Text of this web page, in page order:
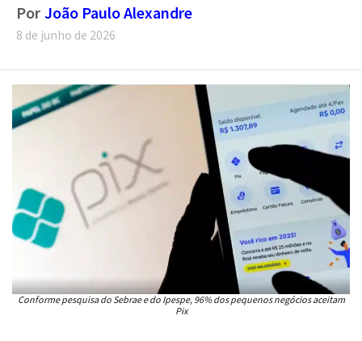
8 de junho de 2026
Conforme pesquisa do Sebrae e do Ipespe, 96% dos pequenos negócios aceitam